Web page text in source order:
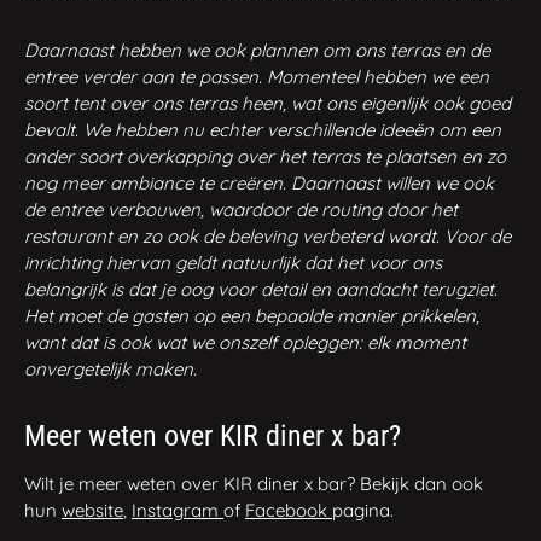
Daarnaast hebben we ook plannen om ons terras en de
entree verder aan te passen. Momenteel hebben we een
soort tent over ons terras heen, wat ons eigenlijk ook goed
bevalt. We hebben nu echter verschillende ideeën om een
ander soort overkapping over het terras te plaatsen en zo
nog meer ambiance te creëren. Daarnaast willen we ook
de entree verbouwen, waardoor de routing door het
restaurant en zo ook de beleving verbeterd wordt. Voor de
inrichting hiervan geldt natuurlijk dat het voor ons
belangrijk is dat je oog voor detail en aandacht terugziet.
Het moet de gasten op een bepaalde manier prikkelen,
want dat is ook wat we onszelf opleggen: elk moment
onvergetelijk maken.
Meer weten over KIR diner x bar?
Wilt je meer weten over KIR diner x bar? Bekijk dan ook
hun website, Instagram of Facebook pagina.